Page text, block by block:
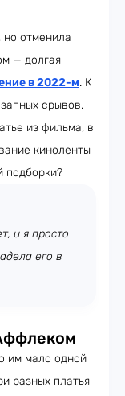
отменила
— долгая
в 2022-м. К
срывов.
из фильма, в
киноленты
подборки?
и я просто
его в
им мало одной
разных платья